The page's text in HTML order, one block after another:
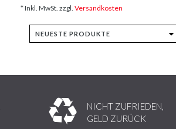
* Inkl. MwSt. zzgl. Versandkosten
NICHT ZUFRIEDEN,
GELD ZURÜCK